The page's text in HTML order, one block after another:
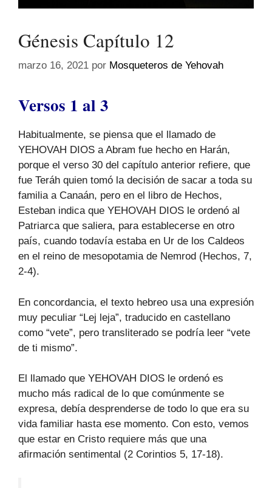
Génesis Capítulo 12
marzo 16, 2021 por Mosqueteros de Yehovah
Versos 1 al 3
Habitualmente, se piensa que el llamado de
YEHOVAH DIOS a Abram fue hecho en Harán,
porque el verso 30 del capítulo anterior refiere, que
fue Teráh quien tomó la decisión de sacar a toda su
familia a Canaán, pero en el libro de Hechos,
Esteban indica que YEHOVAH DIOS le ordenó al
Patriarca que saliera, para establecerse en otro
país, cuando todavía estaba en Ur de los Caldeos
en el reino de mesopotamia de Nemrod (Hechos, 7,
2-4).
En concordancia, el texto hebreo usa una expresión
muy peculiar “Lej leja”, traducido en castellano
como “vete”, pero transliterado se podría leer “vete
de ti mismo”.
El llamado que YEHOVAH DIOS le ordenó es
mucho más radical de lo que comúnmente se
expresa, debía desprenderse de todo lo que era su
vida familiar hasta ese momento. Con esto, vemos
que estar en Cristo requiere más que una
afirmación sentimental (2 Corintios 5, 17-18).